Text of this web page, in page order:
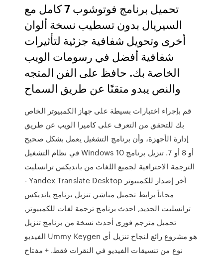
تحميل برنامج فوتوشوب 7 كامل مع
السيريال بدون تسطيب نسخة ألوان
أخرى وتحويل شفافية جزئية لتأثيرات
شفافية أفضل في رسومات الويب
الخاصة بك. حافظ على الفن المتجه
والنص يبدو متقنًا عن طريق السماح
قم بإجراء اختبارات بسيطة على جهاز الكمبيوتر الخاص
بك للتحقق من التعرف على كاميرا الويب عن طريق
إدارة الأجهزة، وأن برنامج التشغيل يعمل بشكل صحيح
في نظام التشغيل Windows 10 أو 8 أو 7. تنزيل برنامج
الترجمة الاحترافية لجميع اللغات من يانديكس ترانسليت
- Yandex Translate Desktop أخر إصدار للكمبيوتر
مجاناً برابط تحميل مباشر, تنزيل برنامج يانديكس
ترانسليت الجديد, احدث برنامج ترجمة لغات للكمبيوتر,
تحميل مترجم فورى أحدث نسخة من برنامج تنزيل
الفيديو Ummy Keygen هو مشروع رائع لنجاح تنزيل أي
نوع من تنسيقات الفيديو في النقرات فقط. + مفتاح